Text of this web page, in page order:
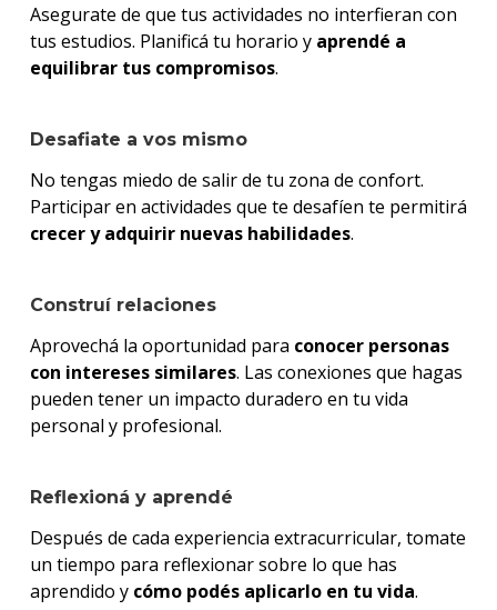
Asegurate de que tus actividades no interfieran con
tus estudios. Planificá tu horario y aprendé a
equilibrar tus compromisos.
Desafiate a vos mismo
No tengas miedo de salir de tu zona de confort.
Participar en actividades que te desafíen te permitirá
crecer y adquirir nuevas habilidades.
Construí relaciones
Aprovechá la oportunidad para conocer personas
con intereses similares. Las conexiones que hagas
pueden tener un impacto duradero en tu vida
personal y profesional.
Reflexioná y aprendé
Después de cada experiencia extracurricular, tomate
un tiempo para reflexionar sobre lo que has
aprendido y cómo podés aplicarlo en tu vida.